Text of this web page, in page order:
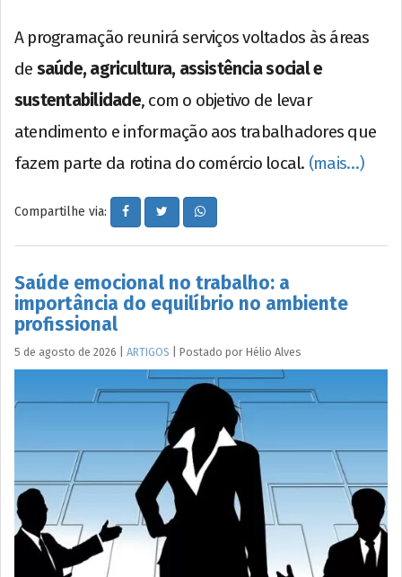
A programação reunirá serviços voltados às áreas
de saúde, agricultura, assistência social e
sustentabilidade, com o objetivo de levar
atendimento e informação aos trabalhadores que
fazem parte da rotina do comércio local. (mais…)
Compartilhe via:
Saúde emocional no trabalho: a
importância do equilíbrio no ambiente
profissional
5 de agosto de 2026 ARTIGOS Postado por Hélio Alves